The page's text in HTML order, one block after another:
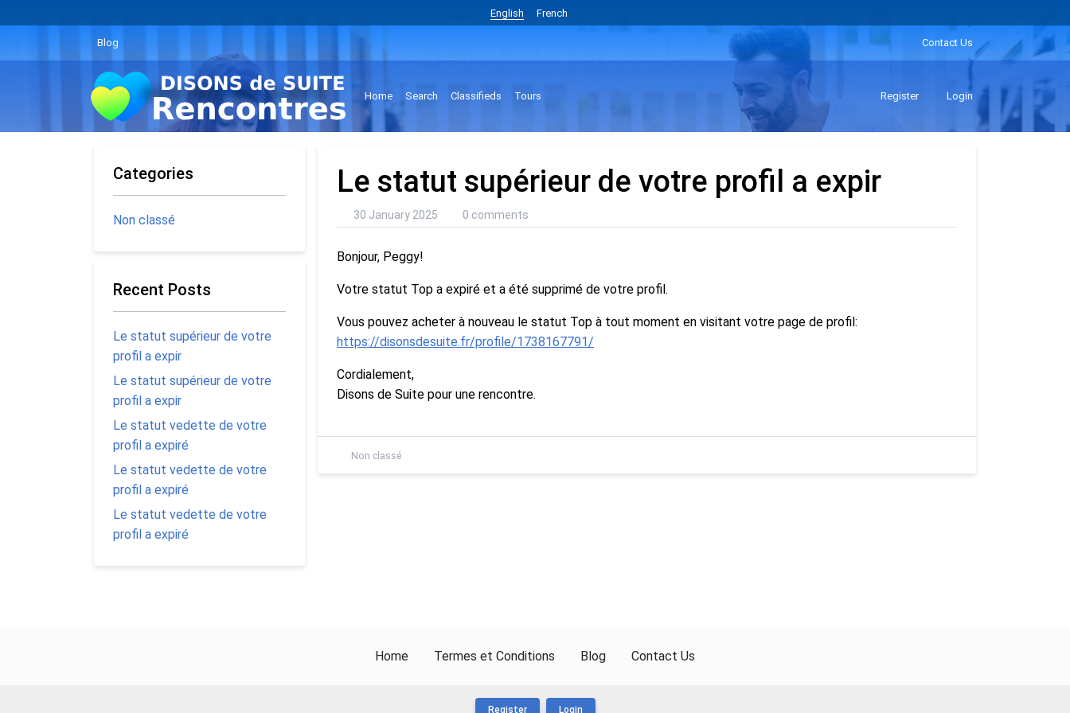
English French
Blog Contact Us
Home Search Classifieds Tours Register Login
Le statut supérieur de votre profil a expir
30 January 2025 0 comments
Bonjour, Peggy!
Votre statut Top a expiré et a été supprimé de votre profil.
Vous pouvez acheter à nouveau le statut Top à tout moment en visitant votre page de profil:
https://disonsdesuite.fr/profile/1738167791/
Cordialement,
Disons de Suite pour une rencontre.
Non classé
Categories
Non classé
Recent Posts
Le statut supérieur de votre
profil a expir
Le statut supérieur de votre
profil a expir
Le statut vedette de votre
profil a expiré
Le statut vedette de votre
profil a expiré
Le statut vedette de votre
profil a expiré
Home Termes et Conditions Blog Contact Us
Register Login